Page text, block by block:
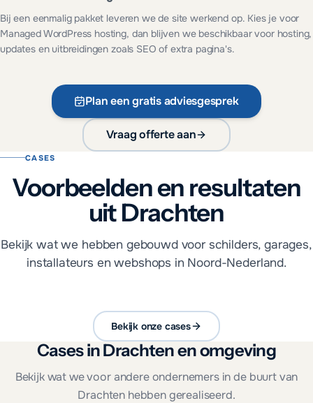
Bij een eenmalig pakket leveren we de site werkend op. Kies je voor
Managed WordPress hosting, dan blijven we beschikbaar voor hosting,
updates en uitbreidingen zoals SEO of extra pagina's.
Plan een gratis adviesgesprek
Vraag offerte aan
CASES
Voorbeelden en resultaten
uit Drachten
Bekijk wat we hebben gebouwd voor schilders, garages,
installateurs en webshops in Noord-Nederland.
Bekijk onze cases
Cases in Drachten en omgeving
Bekijk wat we voor andere ondernemers in de buurt van
Drachten hebben gerealiseerd.